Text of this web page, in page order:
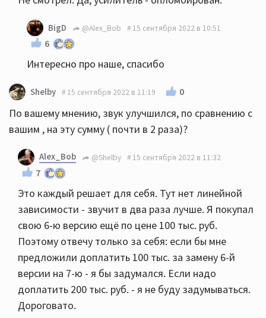
BigD @Alex_Bob 15 сентября 2022 в 10:51
6
Интересно про наше, спасибо
Shelby 15 сентября 2022 в 11:19 0
По вашему мнению, звук улучшился, по сравнению с
вашим , на эту сумму ( почти в 2 раза)?
Alex_Bob @Shelby 15 сентября 2022 в 11:32
7
Это каждый решает для себя. Тут нет линейной
зависимости - звучит в два раза лучше. Я покупал
свою 6-ю версию ещё по цене 100 тыс. руб.
Поэтому отвечу только за себя: если бы мне
предложили доплатить 100 тыс. за замену 6-й
версии на 7-ю - я бы задумался. Если надо
доплатить 200 тыс. руб. - я не буду задумываться.
Дороговато.